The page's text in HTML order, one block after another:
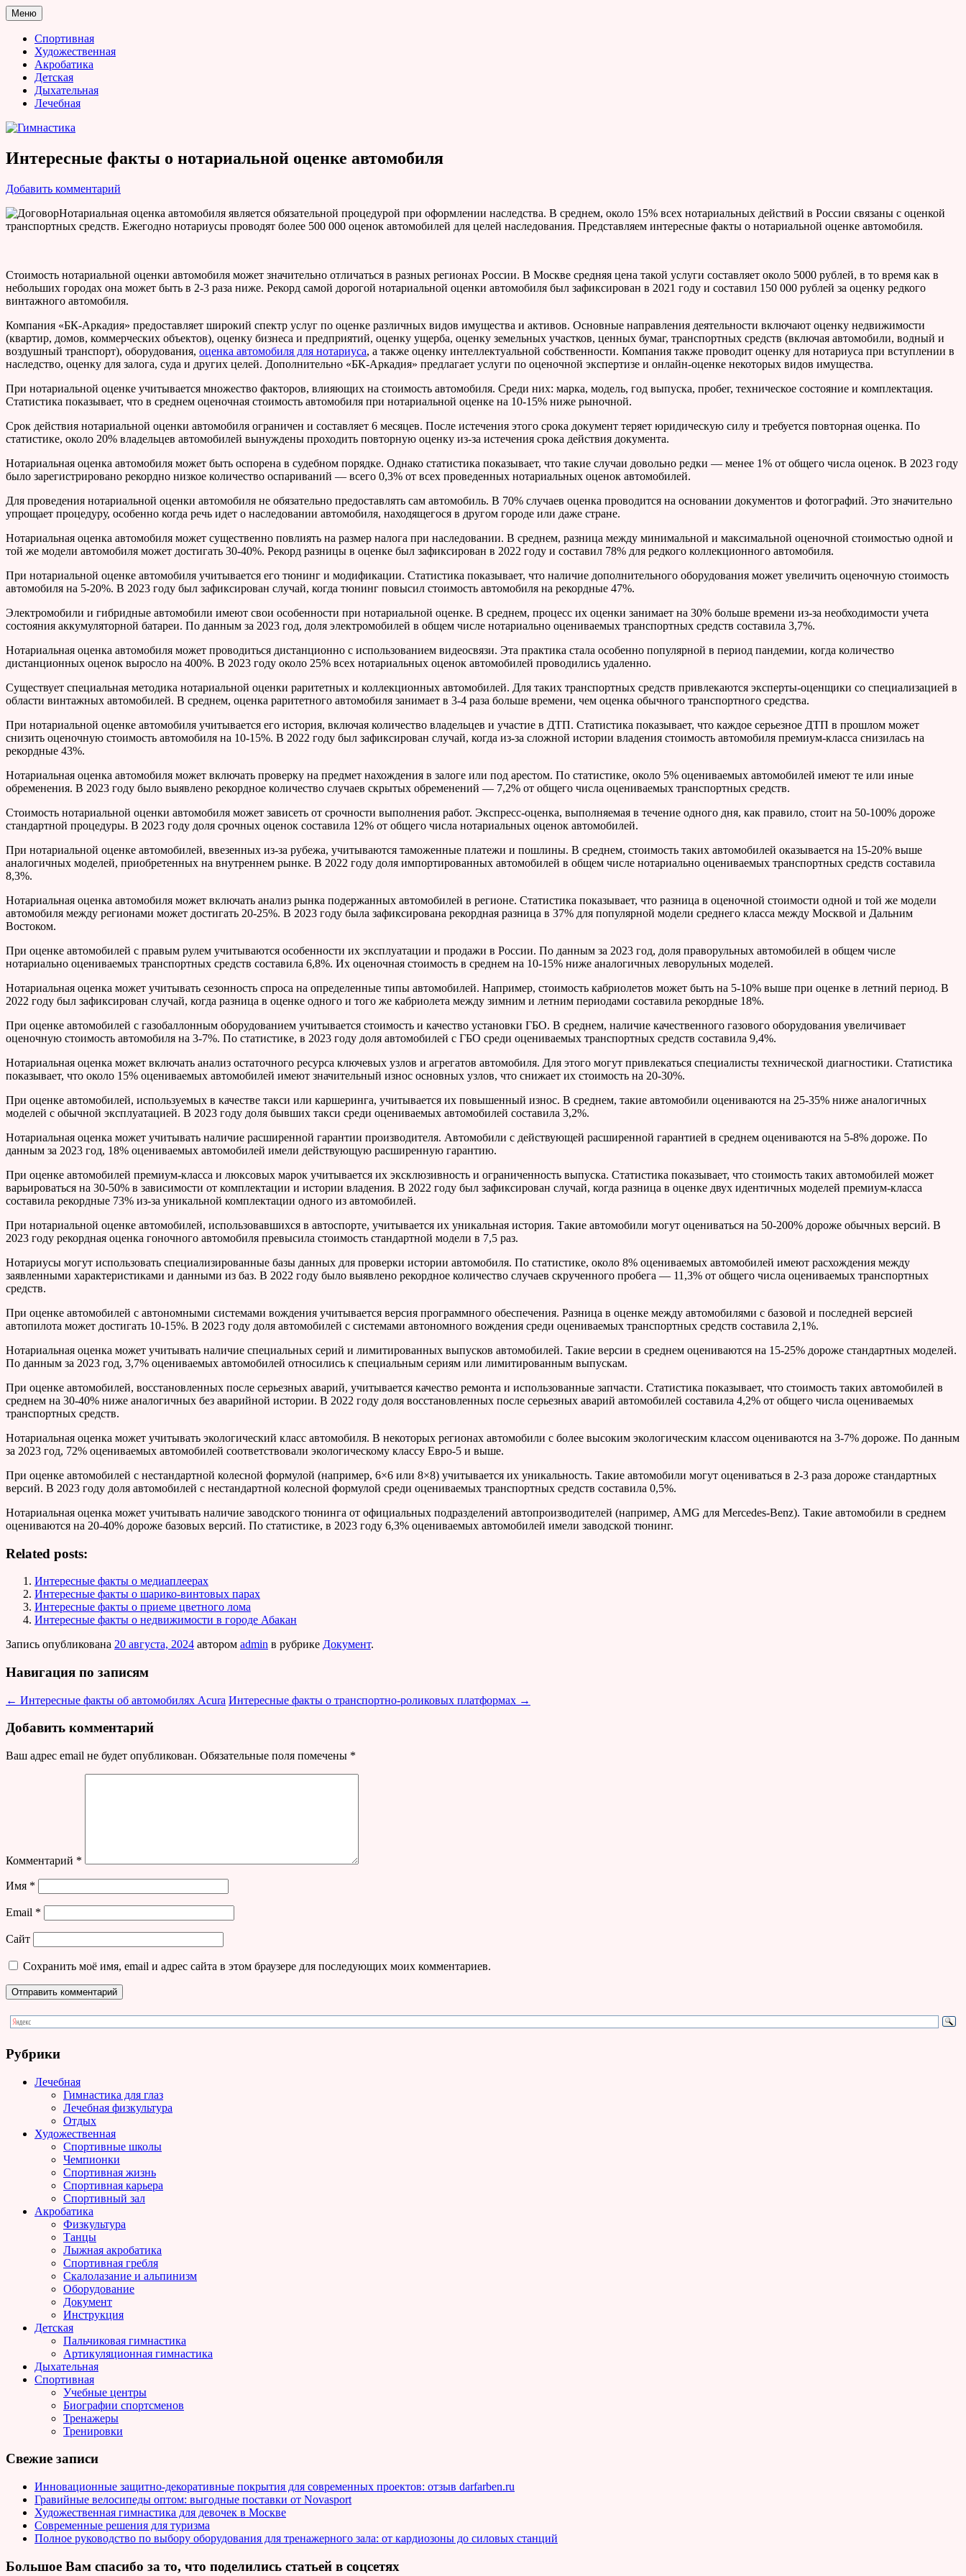
Перейти
к
содержимому
Гимнастика
Меню
Спортивная
Художественная
Акробатика
Детская
Дыхательная
Лечебная
Интересные факты о нотариальной оценке автомобиля
Добавить комментарий
Нотариальная оценка автомобиля является обязательной процедурой при оформлении наследства. В среднем, около 15% всех нотариальных действий в России связаны с оценкой
транспортных средств. Ежегодно нотариусы проводят более 500 000 оценок автомобилей для целей наследования. Представляем интересные факты о нотариальной оценке автомобиля.
Стоимость нотариальной оценки автомобиля может значительно отличаться в разных регионах России. В Москве средняя цена такой услуги составляет около 5000 рублей, в то время как в
небольших городах она может быть в 2-3 раза ниже. Рекорд самой дорогой нотариальной оценки автомобиля был зафиксирован в 2021 году и составил 150 000 рублей за оценку редкого
винтажного автомобиля.
Компания «БК-Аркадия» предоставляет широкий спектр услуг по оценке различных видов имущества и активов. Основные направления деятельности включают оценку недвижимости
(квартир, домов, коммерческих объектов), оценку бизнеса и предприятий, оценку ущерба, оценку земельных участков, ценных бумаг, транспортных средств (включая автомобили, водный и
воздушный транспорт), оборудования, оценка автомобиля для нотариуса, а также оценку интеллектуальной собственности. Компания также проводит оценку для нотариуса при вступлении в
наследство, оценку для залога, суда и других целей. Дополнительно «БК-Аркадия» предлагает услуги по оценочной экспертизе и онлайн-оценке некоторых видов имущества.
При нотариальной оценке учитывается множество факторов, влияющих на стоимость автомобиля. Среди них: марка, модель, год выпуска, пробег, техническое состояние и комплектация.
Статистика показывает, что в среднем оценочная стоимость автомобиля при нотариальной оценке на 10-15% ниже рыночной.
Срок действия нотариальной оценки автомобиля ограничен и составляет 6 месяцев. После истечения этого срока документ теряет юридическую силу и требуется повторная оценка. По
статистике, около 20% владельцев автомобилей вынуждены проходить повторную оценку из-за истечения срока действия документа.
Нотариальная оценка автомобиля может быть оспорена в судебном порядке. Однако статистика показывает, что такие случаи довольно редки — менее 1% от общего числа оценок. В 2023 году
было зарегистрировано рекордно низкое количество оспариваний — всего 0,3% от всех проведенных нотариальных оценок автомобилей.
Для проведения нотариальной оценки автомобиля не обязательно предоставлять сам автомобиль. В 70% случаев оценка проводится на основании документов и фотографий. Это значительно
упрощает процедуру, особенно когда речь идет о наследовании автомобиля, находящегося в другом городе или даже стране.
Нотариальная оценка автомобиля может существенно повлиять на размер налога при наследовании. В среднем, разница между минимальной и максимальной оценочной стоимостью одной и
той же модели автомобиля может достигать 30-40%. Рекорд разницы в оценке был зафиксирован в 2022 году и составил 78% для редкого коллекционного автомобиля.
При нотариальной оценке автомобиля учитывается его тюнинг и модификации. Статистика показывает, что наличие дополнительного оборудования может увеличить оценочную стоимость
автомобиля на 5-20%. В 2023 году был зафиксирован случай, когда тюнинг повысил стоимость автомобиля на рекордные 47%.
Электромобили и гибридные автомобили имеют свои особенности при нотариальной оценке. В среднем, процесс их оценки занимает на 30% больше времени из-за необходимости учета
состояния аккумуляторной батареи. По данным за 2023 год, доля электромобилей в общем числе нотариально оцениваемых транспортных средств составила 3,7%.
Нотариальная оценка автомобиля может проводиться дистанционно с использованием видеосвязи. Эта практика стала особенно популярной в период пандемии, когда количество
дистанционных оценок выросло на 400%. В 2023 году около 25% всех нотариальных оценок автомобилей проводились удаленно.
Существует специальная методика нотариальной оценки раритетных и коллекционных автомобилей. Для таких транспортных средств привлекаются эксперты-оценщики со специализацией в
области винтажных автомобилей. В среднем, оценка раритетного автомобиля занимает в 3-4 раза больше времени, чем оценка обычного транспортного средства.
При нотариальной оценке автомобиля учитывается его история, включая количество владельцев и участие в ДТП. Статистика показывает, что каждое серьезное ДТП в прошлом может
снизить оценочную стоимость автомобиля на 10-15%. В 2022 году был зафиксирован случай, когда из-за сложной истории владения стоимость автомобиля премиум-класса снизилась на
рекордные 43%.
Нотариальная оценка автомобиля может включать проверку на предмет нахождения в залоге или под арестом. По статистике, около 5% оцениваемых автомобилей имеют те или иные
обременения. В 2023 году было выявлено рекордное количество случаев скрытых обременений — 7,2% от общего числа оцениваемых транспортных средств.
Стоимость нотариальной оценки автомобиля может зависеть от срочности выполнения работ. Экспресс-оценка, выполняемая в течение одного дня, как правило, стоит на 50-100% дороже
стандартной процедуры. В 2023 году доля срочных оценок составила 12% от общего числа нотариальных оценок автомобилей.
При нотариальной оценке автомобилей, ввезенных из-за рубежа, учитываются таможенные платежи и пошлины. В среднем, стоимость таких автомобилей оказывается на 15-20% выше
аналогичных моделей, приобретенных на внутреннем рынке. В 2022 году доля импортированных автомобилей в общем числе нотариально оцениваемых транспортных средств составила
8,3%.
Нотариальная оценка автомобиля может включать анализ рынка подержанных автомобилей в регионе. Статистика показывает, что разница в оценочной стоимости одной и той же модели
автомобиля между регионами может достигать 20-25%. В 2023 году была зафиксирована рекордная разница в 37% для популярной модели среднего класса между Москвой и Дальним
Востоком.
При оценке автомобилей с правым рулем учитываются особенности их эксплуатации и продажи в России. По данным за 2023 год, доля праворульных автомобилей в общем числе
нотариально оцениваемых транспортных средств составила 6,8%. Их оценочная стоимость в среднем на 10-15% ниже аналогичных леворульных моделей.
Нотариальная оценка может учитывать сезонность спроса на определенные типы автомобилей. Например, стоимость кабриолетов может быть на 5-10% выше при оценке в летний период. В
2022 году был зафиксирован случай, когда разница в оценке одного и того же кабриолета между зимним и летним периодами составила рекордные 18%.
При оценке автомобилей с газобаллонным оборудованием учитывается стоимость и качество установки ГБО. В среднем, наличие качественного газового оборудования увеличивает
оценочную стоимость автомобиля на 3-7%. По статистике, в 2023 году доля автомобилей с ГБО среди оцениваемых транспортных средств составила 9,4%.
Нотариальная оценка может включать анализ остаточного ресурса ключевых узлов и агрегатов автомобиля. Для этого могут привлекаться специалисты технической диагностики. Статистика
показывает, что около 15% оцениваемых автомобилей имеют значительный износ основных узлов, что снижает их стоимость на 20-30%.
При оценке автомобилей, используемых в качестве такси или каршеринга, учитывается их повышенный износ. В среднем, такие автомобили оцениваются на 25-35% ниже аналогичных
моделей с обычной эксплуатацией. В 2023 году доля бывших такси среди оцениваемых автомобилей составила 3,2%.
Нотариальная оценка может учитывать наличие расширенной гарантии производителя. Автомобили с действующей расширенной гарантией в среднем оцениваются на 5-8% дороже. По
данным за 2023 год, 18% оцениваемых автомобилей имели действующую расширенную гарантию.
При оценке автомобилей премиум-класса и люксовых марок учитывается их эксклюзивность и ограниченность выпуска. Статистика показывает, что стоимость таких автомобилей может
варьироваться на 30-50% в зависимости от комплектации и истории владения. В 2022 году был зафиксирован случай, когда разница в оценке двух идентичных моделей премиум-класса
составила рекордные 73% из-за уникальной комплектации одного из автомобилей.
При нотариальной оценке автомобилей, использовавшихся в автоспорте, учитывается их уникальная история. Такие автомобили могут оцениваться на 50-200% дороже обычных версий. В
2023 году рекордная оценка гоночного автомобиля превысила стоимость стандартной модели в 7,5 раз.
Нотариусы могут использовать специализированные базы данных для проверки истории автомобиля. По статистике, около 8% оцениваемых автомобилей имеют расхождения между
заявленными характеристиками и данными из баз. В 2022 году было выявлено рекордное количество случаев скрученного пробега — 11,3% от общего числа оцениваемых транспортных
средств.
При оценке автомобилей с автономными системами вождения учитывается версия программного обеспечения. Разница в оценке между автомобилями с базовой и последней версией
автопилота может достигать 10-15%. В 2023 году доля автомобилей с системами автономного вождения среди оцениваемых транспортных средств составила 2,1%.
Нотариальная оценка может учитывать наличие специальных серий и лимитированных выпусков автомобилей. Такие версии в среднем оцениваются на 15-25% дороже стандартных моделей.
По данным за 2023 год, 3,7% оцениваемых автомобилей относились к специальным сериям или лимитированным выпускам.
При оценке автомобилей, восстановленных после серьезных аварий, учитывается качество ремонта и использованные запчасти. Статистика показывает, что стоимость таких автомобилей в
среднем на 30-40% ниже аналогичных без аварийной истории. В 2022 году доля восстановленных после серьезных аварий автомобилей составила 4,2% от общего числа оцениваемых
транспортных средств.
Нотариальная оценка может учитывать экологический класс автомобиля. В некоторых регионах автомобили с более высоким экологическим классом оцениваются на 3-7% дороже. По данным
за 2023 год, 72% оцениваемых автомобилей соответствовали экологическому классу Евро-5 и выше.
При оценке автомобилей с нестандартной колесной формулой (например, 6×6 или 8×8) учитывается их уникальность. Такие автомобили могут оцениваться в 2-3 раза дороже стандартных
версий. В 2023 году доля автомобилей с нестандартной колесной формулой среди оцениваемых транспортных средств составила 0,5%.
Нотариальная оценка может учитывать наличие заводского тюнинга от официальных подразделений автопроизводителей (например, AMG для Mercedes-Benz). Такие автомобили в среднем
оцениваются на 20-40% дороже базовых версий. По статистике, в 2023 году 6,3% оцениваемых автомобилей имели заводской тюнинг.
Related posts:
Интересные факты о медиаплеерах
Интересные факты о шарико-винтовых парах
Интересные факты о приеме цветного лома
Интересные факты о недвижимости в городе Абакан
Запись опубликована 20 августа, 2024 автором admin в рубрике Документ.
Навигация по записям
← Интересные факты об автомобилях Acura Интересные факты о транспортно-роликовых платформах →
Добавить комментарий
Ваш адрес email не будет опубликован. Обязательные поля помечены *
Комментарий *
Имя *
Email *
Сайт
Сохранить моё имя, email и адрес сайта в этом браузере для последующих моих комментариев.
Рубрики
Лечебная
Гимнастика для глаз
Лечебная физкультура
Отдых
Художественная
Спортивные школы
Чемпионки
Спортивная жизнь
Спортивная карьера
Спортивный зал
Акробатика
Физкультура
Танцы
Лыжная акробатика
Спортивная гребля
Скалолазание и альпинизм
Оборудование
Документ
Инструкция
Детская
Пальчиковая гимнастика
Артикуляционная гимнастика
Дыхательная
Спортивная
Учебные центры
Биографии спортсменов
Тренажеры
Тренировки
Свежие записи
Инновационные защитно-декоративные покрытия для современных проектов: отзыв darfarben.ru
Гравийные велосипеды оптом: выгодные поставки от Novasport
Художественная гимнастика для девочек в Москве
Современные решения для туризма
Полное руководство по выбору оборудования для тренажерного зала: от кардиозоны до силовых станций
Большое Вам спасибо за то, что поделились статьей в соцсетях